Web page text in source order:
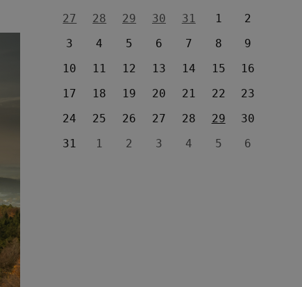
27
28 29 30 31 1
2
3
4 5 6 7 8
9
10
11 12 13 14 15
16
17
18 19 20 21 22
23
24
25 26 27 28 29
30
31
1 2 3 4 5 6